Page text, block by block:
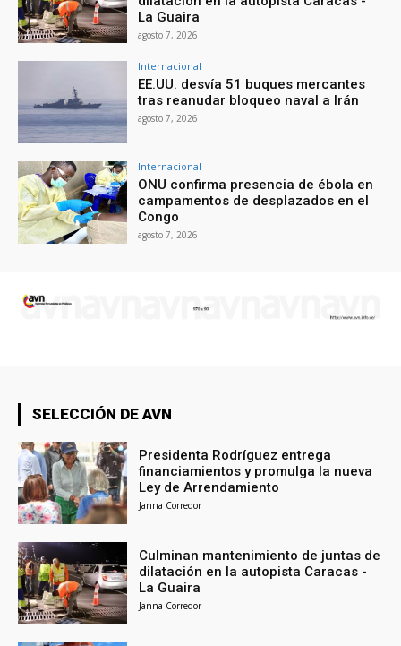
La Guaira
agosto 7, 2026
Internacional
EE.UU. desvía 51 buques mercantes
tras reanudar bloqueo naval a Irán
agosto 7, 2026
Internacional
ONU confirma presencia de ébola en
campamentos de desplazados en el
Congo
agosto 7, 2026
SELECCIÓN DE AVN
Presidenta Rodríguez entrega
financiamientos y promulga la nueva
Ley de Arrendamiento
Janna Corredor
Culminan mantenimiento de juntas de
dilatación en la autopista Caracas -
La Guaira
Janna Corredor